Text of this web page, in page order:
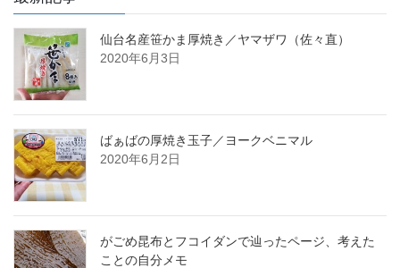
仙台名産笹かま厚焼き／ヤマザワ（佐々直）
2020年6月3日
ばぁばの厚焼き玉子／ヨークベニマル
2020年6月2日
がごめ昆布とフコイダンで辿ったページ、考えた
ことの自分メモ